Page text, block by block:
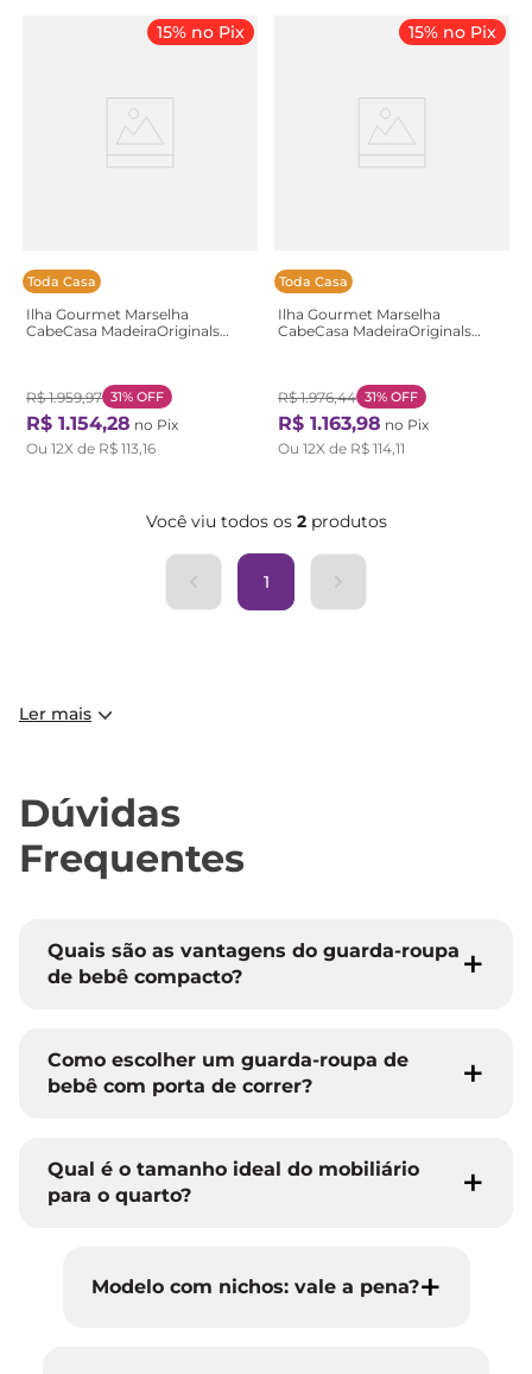
Toda Casa
15% no Pix
Ilha Gourmet Marselha
CabeCasa MadeiraOriginals
R$ 1.959,97 31% OFF
R$ 1.154,28 no Pix
Ou 12X de R$ 113,16
Toda Casa
15% no Pix
Ilha Gourmet Marselha
CabeCasa MadeiraOriginals
R$ 1.976,44 31% OFF
R$ 1.163,98 no Pix
Ou 12X de R$ 114,11
Você viu todos os 2produtos
1
Ler mais
Dúvidas
Frequentes
Quais são as vantagens do guarda-roupa
de bebê compacto?
Como escolher um guarda-roupa de
bebê com porta de correr?
Qual é o tamanho ideal do mobiliário
para o quarto?
Modelo com nichos: vale a pena?